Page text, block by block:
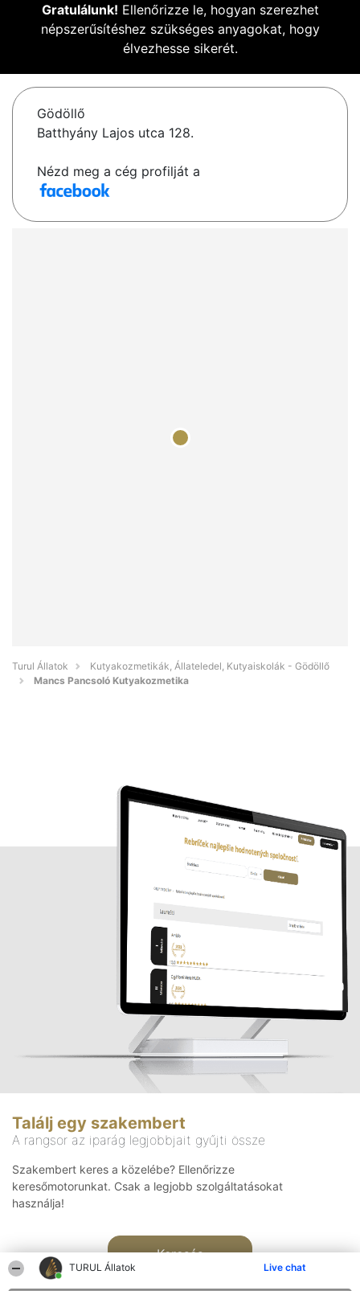
TURUL Állatok Live chat
Gratulálunk! Ellenőrizze le, hogyan szerezhet
népszerűsítéshez szükséges anyagokat, hogy
élvezhesse sikerét.
Gödöllő
Batthyány Lajos utca 128.
Nézd meg a cég profilját a
Turul Állatok
Kutyakozmetikák, Állateledel, Kutyaiskolák - Gödöllő
Mancs Pancsoló Kutyakozmetika
Találj egy szakembert
A rangsor az iparág legjobbjait gyűjti össze
Szakembert keres a közelébe? Ellenőrizze
keresőmotorunkat. Csak a legjobb szolgáltatásokat
használja!
Keresés